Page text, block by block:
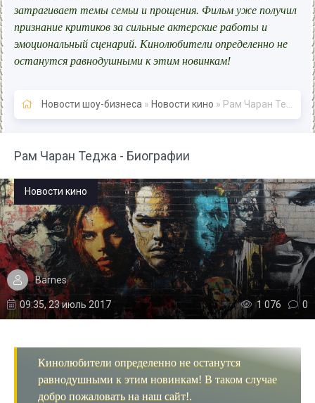
затрагивает темы семьи и прощения. Фильм уже получил
признание критиков за сильные актерские работы и
эмоциональный сценарий. Кинолюбители определенно не
останутся равнодушными к этим новинкам!
Новости шоу-бизнеса » Новости кино » Рам Чаран Теджа - Биографии
Рам Чаран Теджа - Биографии
Новости кино
Barnes
09:35, 23 июль 2017 1 076 0
Кинолюбители определенно не останутся
равнодушными к этим новинкам! В таком случае
добро пожаловать на наш сайт!.